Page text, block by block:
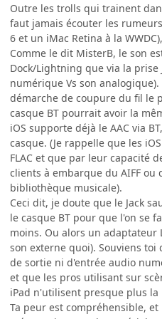
Outre les trolls qui trainent
faut jamais écouter les
6 et un iMac Retina à la
Comme le dit MisterB, le son
Dock/Lightning que via la prise
numérique Vs son
démarche de coupure du fil le
casque BT pourrait avoir la
iOS supporte déjà le AAC via
casque. (Je rappelle que les
FLAC et que par leur capacité
clients à embarque du AIFF ou
bibliothèque musicale).
Ceci dit, je doute que le Jack
le casque BT pour que l'on se
moins. Ou alors un adaptateur
son externe quoi). Souviens toi
de sortie ni d'entrée audio
et que les pros utilisant sur
iPad n'utilisent presque plus la
Ta peur est compréhensible,